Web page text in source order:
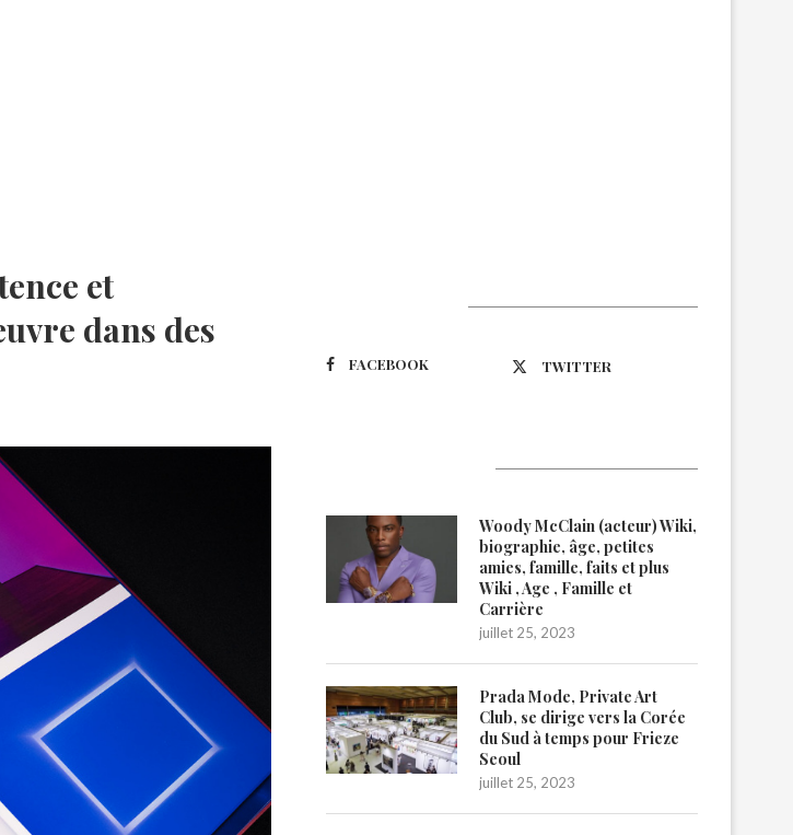
et
dans des
FACEBOOK TWITTER
Woody McClain (acteur) Wiki,
biographie, âge, petites
amies, famille, faits et plus
Wiki , Age , Famille et
Carrière
juillet 25, 2023
Prada Mode, Private Art
Club, se dirige vers la Corée
du Sud à temps pour Frieze
Seoul
juillet 25, 2023